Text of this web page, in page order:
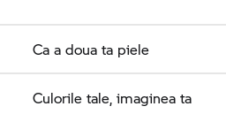
Ca a doua ta piele
Culorile tale, imaginea ta